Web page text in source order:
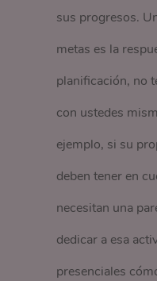
sus progresos.
metas es la
planificación, no
con ustedes
ejemplo, si su
deben tener en
necesitan una
dedicar a esa
presenciales